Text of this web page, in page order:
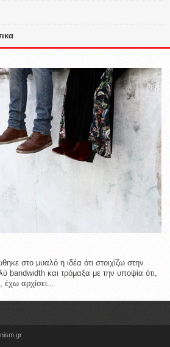
στο μυαλό η ιδέα ότι στοιχίζω στην
bandwidth και τρόμαξα με την υποψία ότι,
έχω αρχίσει...